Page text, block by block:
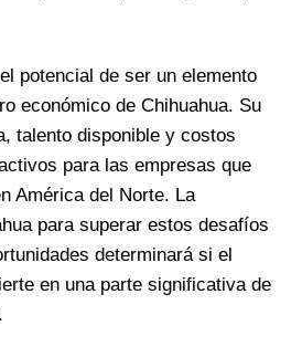
potencial de ser un elemento
económico de Chihuahua. Su
talento disponible y costos
para las empresas que
América del Norte. La
para superar estos desafíos
determinará si el
en una parte significativa de